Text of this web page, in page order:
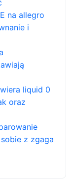
na allegro
i
liquid 0
oraz
z zgaga